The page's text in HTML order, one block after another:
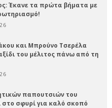
Έκανε τα πρώτα βήματα με
και Μπρούνο Τσερέλα
του μέλιτος πάνω από τη
παπουτσιών του
στο σφυρί για καλό σκοπό